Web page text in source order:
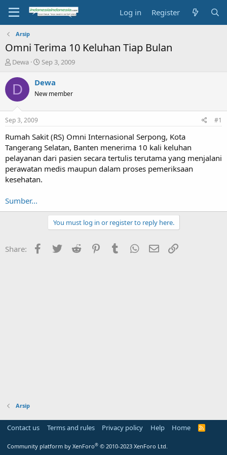
Log in Register
Arsip
Omni Terima 10 Keluhan Tiap Bulan
T
r
a
t
a
t
e
r
Dewa
S
a
t
e
Sep 3, 2009
D Dewa
New member
Sep 3, 2009 #1
Rumah Sakit (RS) Omni Internasional Serpong, Kota
Tangerang Selatan, Banten menerima 10 kali keluhan
pelayanan dari pasien secara tertulis terutama yang menjalani
perawatan medis maupun dalam proses pemeriksaan
kesehatan.
Sumber...
You must log in or register to reply here.
Share: Facebook
Twitter Reddit PinterestTumblr WhatsApp
Email
Arsip
Contact us Terms and rules Privacy policy Help Home
R
Community platform by XenForo® © 2010-2023 XenForo Ltd.